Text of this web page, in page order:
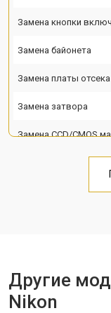
Замена кнопки
Замена байонета
Замена платы
Замена затвора
Замена CCD/CMOS
Чистка матрицы
Другие
Nikon